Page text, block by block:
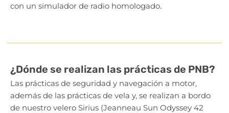
con un simulador de radio homologado.
¿Dónde se realizan las prácticas de PNB?
Las prácticas de seguridad y navegación a motor,
además de las prácticas de vela y, se realizan a bordo
de nuestro velero Sirius (Jeanneau Sun Odyssey 42